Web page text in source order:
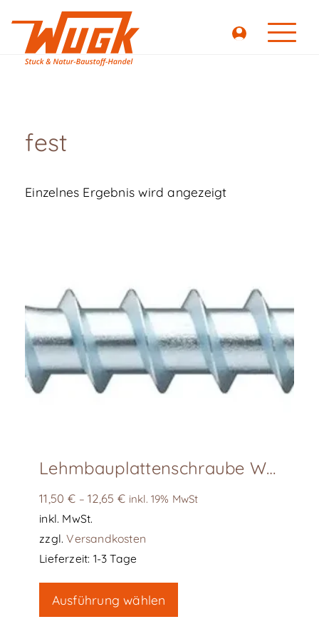
fest
Einzelnes Ergebnis wird angezeigt
Lehmbauplattenschraube WÜRTH ASSY4 WH 5*40/25-45/30-50/30
11,50€ –12,65€ inkl. 19% MwSt
inkl. MwSt.
zzgl.Versandkosten
Lieferzeit: 1-3 Tage
Ausführung wählen